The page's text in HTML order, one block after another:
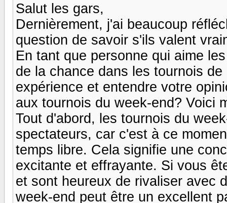
Salut les gars,
Dernièrement, j'ai beaucoup
question de savoir s'ils valent
En tant que personne qui aime
de la chance dans les tournois
expérience et entendre votre
aux tournois du week-end? Voici
Tout d'abord, les tournois du
spectateurs, car c'est à ce
temps libre. Cela signifie une
excitante et effrayante. Si vous
et sont heureux de rivaliser avec
week-end peut être un excellent